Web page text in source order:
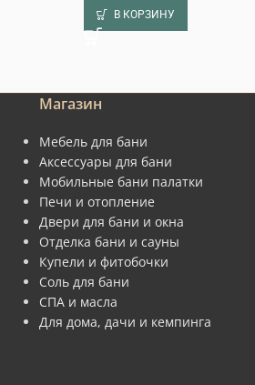
В КОРЗИНУ
Магазин
Мебель для бани
Аксессуары для бани
Мобильные бани палатки
Печи и отопление
Двери для бани и окна
Отделка бани и сауны
Купели и фитобочки
Соль для бани
СПА и масла
Для дома, дачи и кемпинга